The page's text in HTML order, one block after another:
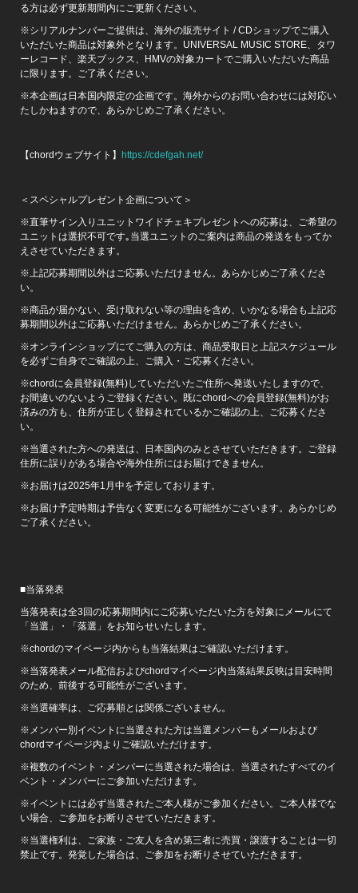
る方は必ず更新期間内にご更新ください。
※シリアルナンバーご提供は、海外の販売サイト / CDショップでご購入
いただいた商品は対象外となります。UNIVERSAL MUSIC STORE、タワ
ーレコード、楽天ブックス、HMVの対象カートでご購入いただいた商品
に限ります。ご了承ください。
※本企画は日本国内限定の企画です。海外からのお問い合わせには対応い
たしかねますので、あらかじめご了承ください。
【chordウェブサイト】 https://cdefgah.net/
＜スペシャルプレゼント企画について＞
※直筆サイン入りユニットワイドチェキプレゼントへの応募は、ご希望の
ユニットは選択不可です｡当選ユニットのご案内は商品の発送をもってか
えさせていただきます。
※上記応募期間以外はご応募いただけません。あらかじめご了承くださ
い。
※商品が届かない、受け取れない等の理由を含め、いかなる場合も上記応
募期間以外はご応募いただけません。あらかじめご了承ください。
※オンラインショップにてご購入の方は、商品受取日と上記スケジュール
を必ずご自身でご確認の上、ご購入・ご応募ください。
※chordに会員登録(無料)していただいたご住所へ発送いたしますので、
お間違いのないようご登録ください。既にchordへの会員登録(無料)がお
済みの方も、住所が正しく登録されているかご確認の上、ご応募くださ
い。
※当選された方への発送は、日本国内のみとさせていただきます。ご登録
住所に誤りがある場合や海外住所にはお届けできません。
※お届けは2025年1月中を予定しております。
※お届け予定時期は予告なく変更になる可能性がございます。あらかじめ
ご了承ください。
■当落発表
当落発表は全3回の応募期間内にご応募いただいた方を対象にメールにて
「当選」・「落選」をお知らせいたします。
※chordのマイページ内からも当落結果はご確認いただけます。
※当落発表メール配信およびchordマイページ内当落結果反映は目安時間
のため、前後する可能性がございます。
※当選確率は、ご応募順とは関係ございません。
※メンバー別イベントに当選された方は当選メンバーもメールおよび
chordマイページ内よりご確認いただけます。
※複数のイベント・メンバーに当選された場合は、当選されたすべてのイ
ベント・メンバーにご参加いただけます。
※イベントには必ず当選されたご本人様がご参加ください。ご本人様でな
い場合、ご参加をお断りさせていただきます。
※当選権利は、ご家族・ご友人を含め第三者に売買・譲渡することは一切
禁止です。発覚した場合は、ご参加をお断りさせていただきます。